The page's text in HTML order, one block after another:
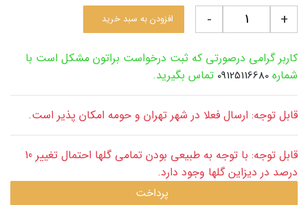
+
- افزودن به سبد خرید
کاربر گرامی درصورتی که ثبت درخواست براتون مشکل است با
شماره 09125116680 تماس بگیرید.
قابل توجه: ارسال فعلا در شهر تهران و حومه امکان پذیر است.
قابل توجه: با توجه به طبیعی بودن تمامی گلها احتمال تغییر 10
درصد در دیزاین گلها وجود دارد.
پرداخت